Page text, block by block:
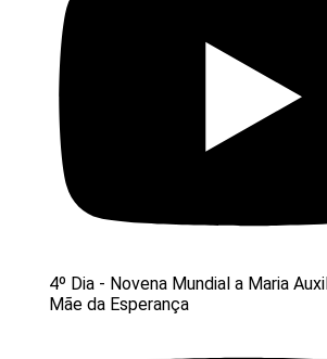
4º Dia - Novena Mundial a Maria
Mãe da Esperança